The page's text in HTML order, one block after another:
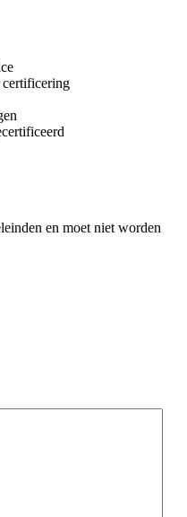
en moet niet worden